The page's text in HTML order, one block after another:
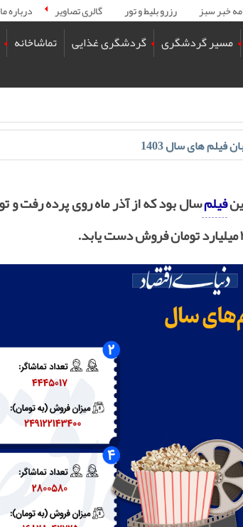
خبر سبز رزرو بلیط و تور گالری تصاویر درباره ما
مسیر گردشگری گردشگری غذایی تماشاخانه
های سال 1403
فیلم